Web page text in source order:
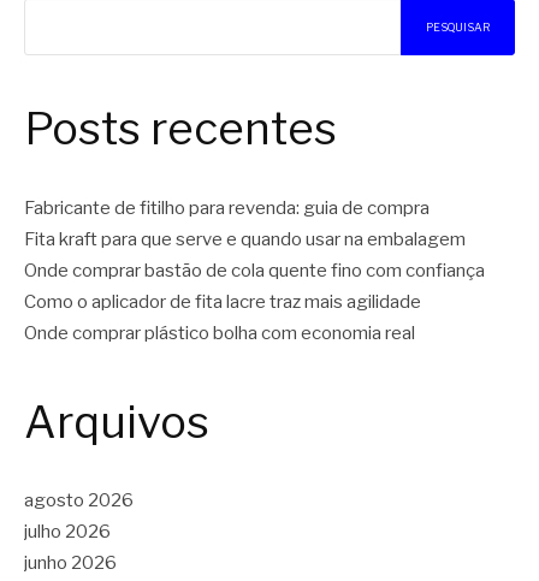
PESQUISAR
Posts recentes
Fabricante de fitilho para revenda: guia de compra
Fita kraft para que serve e quando usar na embalagem
Onde comprar bastão de cola quente fino com confiança
Como o aplicador de fita lacre traz mais agilidade
Onde comprar plástico bolha com economia real
Arquivos
agosto 2026
julho 2026
junho 2026